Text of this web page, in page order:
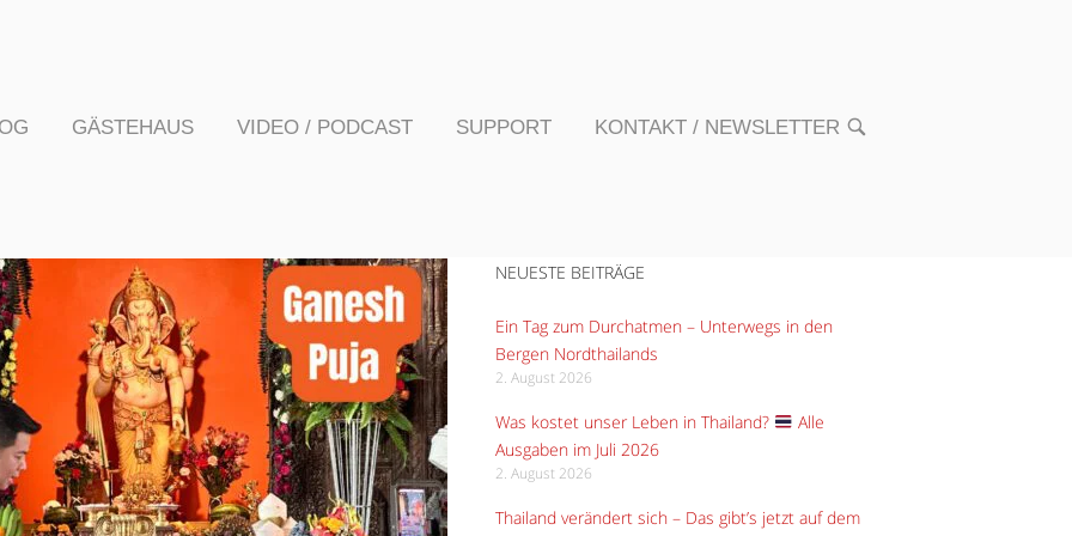
GÄSTEHAUS VIDEO / PODCAST SUPPORT KONTAKT / NEWSLETTER OPEN
NEUESTE BEITRÄGE
Ein Tag zum Durchatmen – Unterwegs in den
Bergen Nordthailands
2. August 2026
Was kostet unser Leben in Thailand?
Alle
Ausgaben im Juli 2026
2. August 2026
Thailand verändert sich – Das gibt’s jetzt auf dem